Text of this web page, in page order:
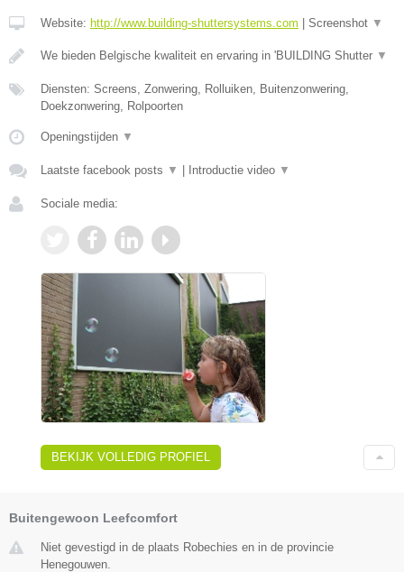
Website: http://www.building-shuttersystems.com Screenshot ▼
We bieden Belgische kwaliteit en ervaring in 'BUILDING Shutter ▼
Diensten: Screens, Zonwering, Rolluiken, Buitenzonwering,
Doekzonwering, Rolpoorten
Openingstijden ▼
Laatste facebook posts ▼ Introductie video ▼
Sociale media:
BEKIJK VOLLEDIG PROFIEL
Buitengewoon Leefcomfort
Niet gevestigd in de plaats Robechies en in de provincie
Henegouwen.